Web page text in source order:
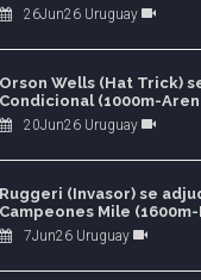
26Jun26 Uruguay
Orson Wells (Hat Trick)
Condicional (1000m-
20Jun26 Uruguay
Ruggeri (Invasor) se
Campeones Mile (1600m-
7Jun26 Uruguay